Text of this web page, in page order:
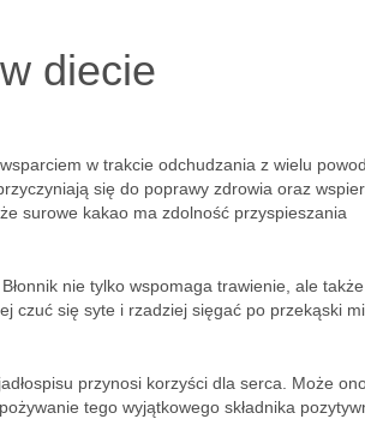
diecie
w trakcie odchudzania z wielu
się do poprawy zdrowia oraz
surowe kakao ma zdolność przyspieszania
nie tylko wspomaga trawienie, ale także
czuć się syte i rzadziej sięgać po przekąski
przynosi korzyści dla serca. Może
tego wyjątkowego składnika